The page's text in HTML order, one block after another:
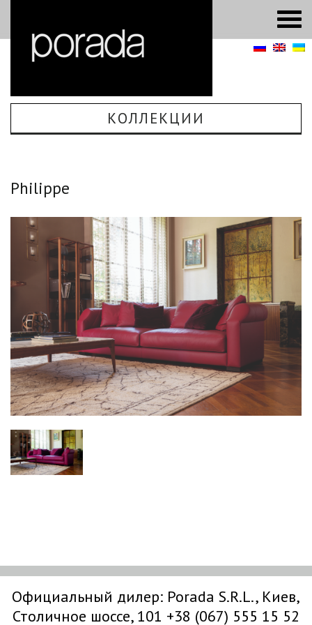
КОЛЛЕКЦИИ
Philippe
Официальный дилер: Porada S.R.L., Киев,
Столичное шоссе, 101 +38 (067) 555 15 52